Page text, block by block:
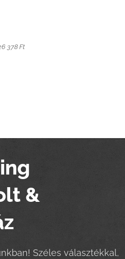
378 Ft
&
Széles választékkal,